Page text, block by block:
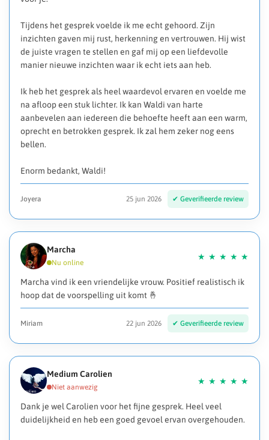
Tijdens het gesprek voelde ik me echt gehoord. Zijn
inzichten gaven mij rust, herkenning en vertrouwen. Hij wist
de juiste vragen te stellen en gaf mij op een liefdevolle
manier nieuwe inzichten waar ik echt iets aan heb.
Ik heb het gesprek als heel waardevol ervaren en voelde me
na afloop een stuk lichter. Ik kan Waldi van harte
aanbevelen aan iedereen die behoefte heeft aan een warm,
oprecht en betrokken gesprek. Ik zal hem zeker nog eens
bellen.
Enorm bedankt, Waldi!
Joyera 25 jun 2026
Marcha
Marcha vind ik een vriendelijke vrouw. Positief realistisch ik
hoop dat de voorspelling uit komt 🤞
Miriam 22 jun 2026
Medium Carolien
Dank je wel Carolien voor het fijne gesprek. Heel veel
duidelijkheid en heb een goed gevoel ervan overgehouden.